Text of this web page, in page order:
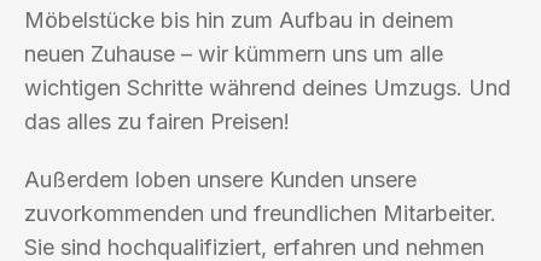
Möbelstücke bis hin zum Aufbau in deinem
neuen Zuhause – wir kümmern uns um alle
wichtigen Schritte während deines Umzugs. Und
das alles zu fairen Preisen!
Außerdem loben unsere Kunden unsere
zuvorkommenden und freundlichen Mitarbeiter.
Sie sind hochqualifiziert, erfahren und nehmen